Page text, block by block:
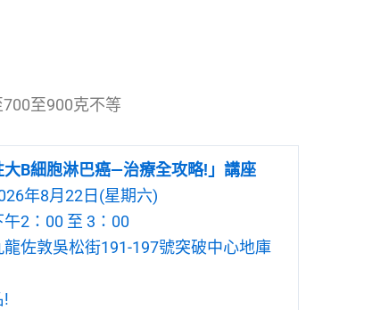
至900克不等
大B細胞淋巴癌—治療全攻略!」講座
年8月22日(星期六)
午2：00 至 3：00
佐敦吳松街191-197號突破中心地庫
!